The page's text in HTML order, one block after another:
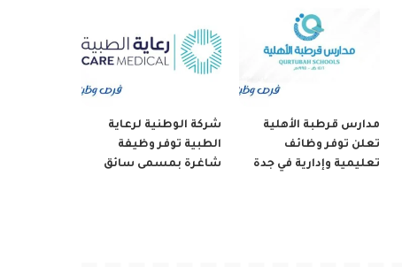
مدارس قرطبة الأهلية
تعلن توفر وظائف
تعليمية وإدارية في جدة
شركة الوطنية لرعاية
الطبية توفر وظيفة
شاغرة بمسمى سائق